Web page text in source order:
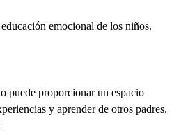
emocional de los niños.
puede proporcionar un espacio
y aprender de otros padres.